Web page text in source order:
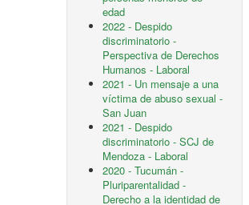
edad
2022 - Despido
discriminatorio -
Perspectiva de Derechos
Humanos - Laboral
2021 - Un mensaje a una
víctima de abuso sexual -
San Juan
2021 - Despido
discriminatorio - SCJ de
Mendoza - Laboral
2020 - Tucumán -
Pluriparentalidad -
Derecho a la identidad de